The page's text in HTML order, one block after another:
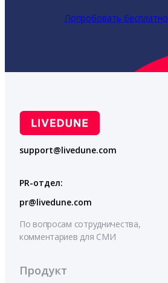
Попробовать бесплатно
support@livedune.com
PR-отдел:
pr@livedune.com
По вопросам сотрудничества,
комментариев для СМИ
Продукт